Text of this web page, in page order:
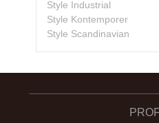
Style Industrial
Style Kontemporer
Style Scandinavian